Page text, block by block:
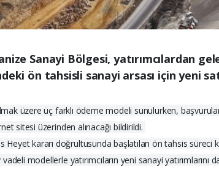
Sanayi Bölgesi, yatırımcılardan
ön tahsisli sanayi arsası için yeni
üzere üç farklı ödeme modeli sunulurken,
sitesi üzerinden alınacağı bildirildi.
kararı doğrultusunda başlatılan ön tahsis süreci
modellerle yatırımcıların yeni sanayi